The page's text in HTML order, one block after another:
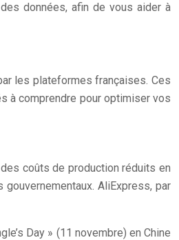
données, afin de vous aider à
les plateformes françaises. Ces
à comprendre pour optimiser vos
coûts de production réduits en
AliExpress, par
Day » (11 novembre) en Chine